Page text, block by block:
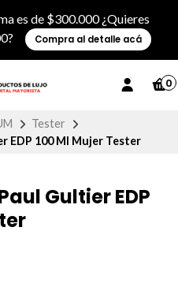
es de $300.000 ¿Quieres
Compra al detalle acá
0
Tester
EDP 100 Ml Mujer Tester
Gultier EDP